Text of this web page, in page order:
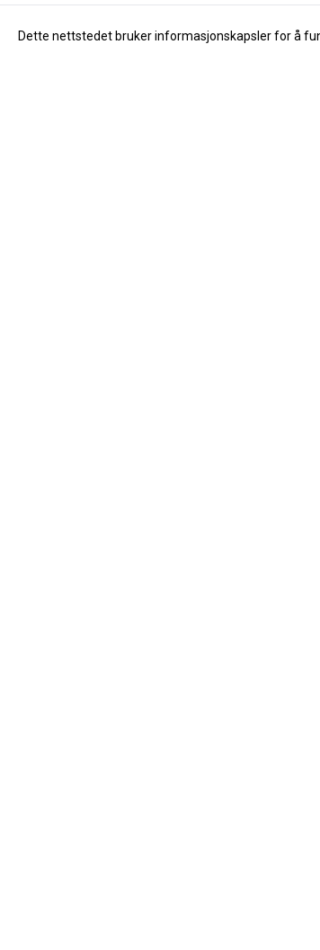
1.910,-
Kjøp
Dette nettstedet bruker informasjonskapsler for å